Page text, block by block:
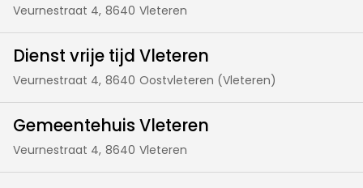
Veurnestraat 4, 8640 Vleteren
Dienst vrije tijd Vleteren
Veurnestraat 4, 8640 Oostvleteren (Vleteren)
Gemeentehuis Vleteren
Veurnestraat 4, 8640 Vleteren